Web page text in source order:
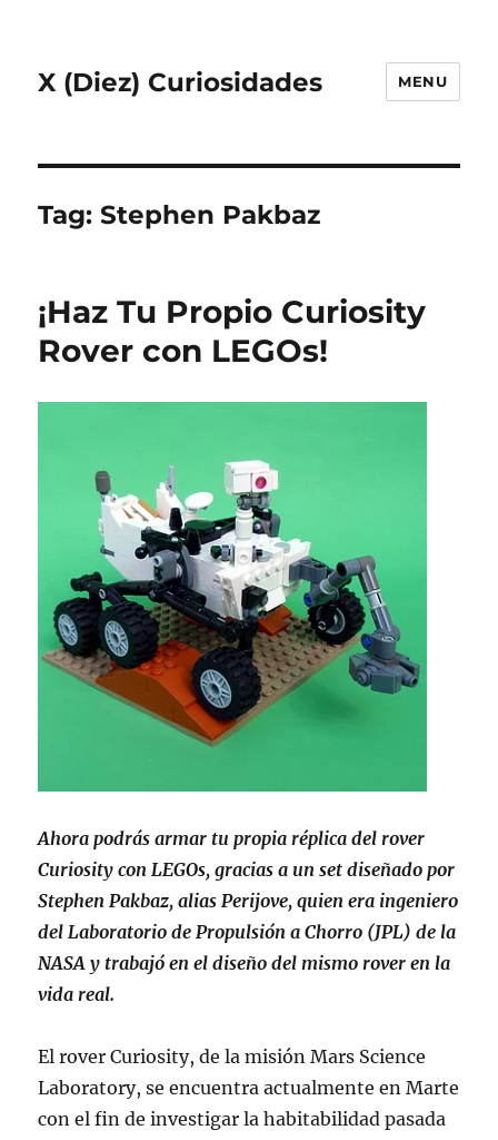
X (Diez) Curiosidades MENU
Tag:Stephen Pakbaz
¡Haz Tu Propio Curiosity
Rover con LEGOs!
Ahora podrás armar tu propia réplica del rover
Curiosity con LEGOs, gracias a un set diseñado por
Stephen Pakbaz, alias Perijove, quien era ingeniero
del Laboratorio de Propulsión a Chorro (JPL) de la
NASA y trabajó en el diseño del mismo rover en la
vida real.
El rover Curiosity, de la misión Mars Science
Laboratory, se encuentra actualmente en Marte
con el fin de investigar la habitabilidad pasada